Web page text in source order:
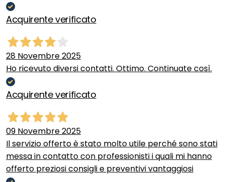
Acquirente verificato
28 Novembre 2025
Ho ricevuto diversi contatti. Ottimo. Continuate così.
Acquirente verificato
09 Novembre 2025
Il servizio offerto è stato molto utile perché sono stati
messa in contatto con professionisti i quali mi hanno
offerto preziosi consigli e preventivi vantaggiosi